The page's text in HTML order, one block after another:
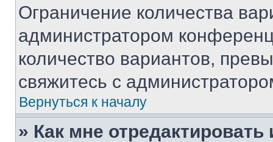
Ограничение количества
администратором
количество вариантов,
свяжитесь с
Вернуться к началу
» Как мне